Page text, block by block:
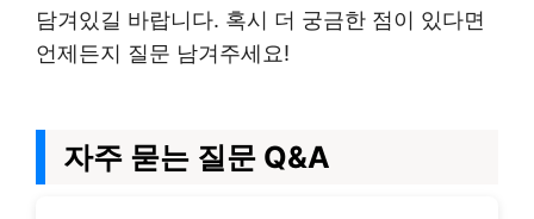
담겨있길 바랍니다. 혹시 더 궁금한 점이 있다면
언제든지 질문 남겨주세요!
자주 묻는 질문 Q&A